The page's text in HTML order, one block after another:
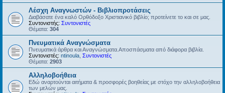
Λέσχη Αναγνωστών - Βιβλιοπροτάσεις
Διαβάσατε ένα καλό Ορθόδοξο Χριστιανικό βιβλίο; προτείνετε το και σε μας.
Συντονιστής: Συντονιστές
Θέματα: 304
Πνευματικά Αναγνώσματα
Πνευματικά άρθρα και Αναγνώσματα.Αποσπάσματα από διάφορα βιβλία.
Συντονιστές: ntinoula Συντονιστές
Θέματα: 2903
Αλληλοβοήθεια
Εδώ αναρτούνται αιτήματα & προσφορές βοηθείας με στόχο την αλληλοβοήθεια
των μελών μας.